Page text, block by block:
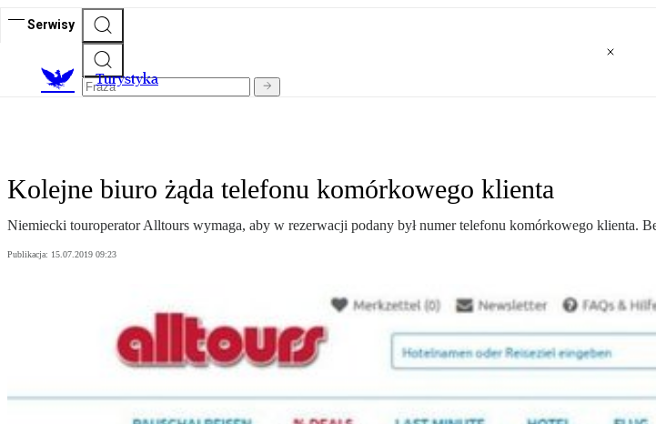
Serwisy
Turystyka
Kolejne biuro żąda telefonu komórkowego klienta
Niemiecki touroperator Alltours wymaga, aby w rezerwacji podany był numer telefonu komórkowego klienta.
Publikacja: 15.07.2019 09:23